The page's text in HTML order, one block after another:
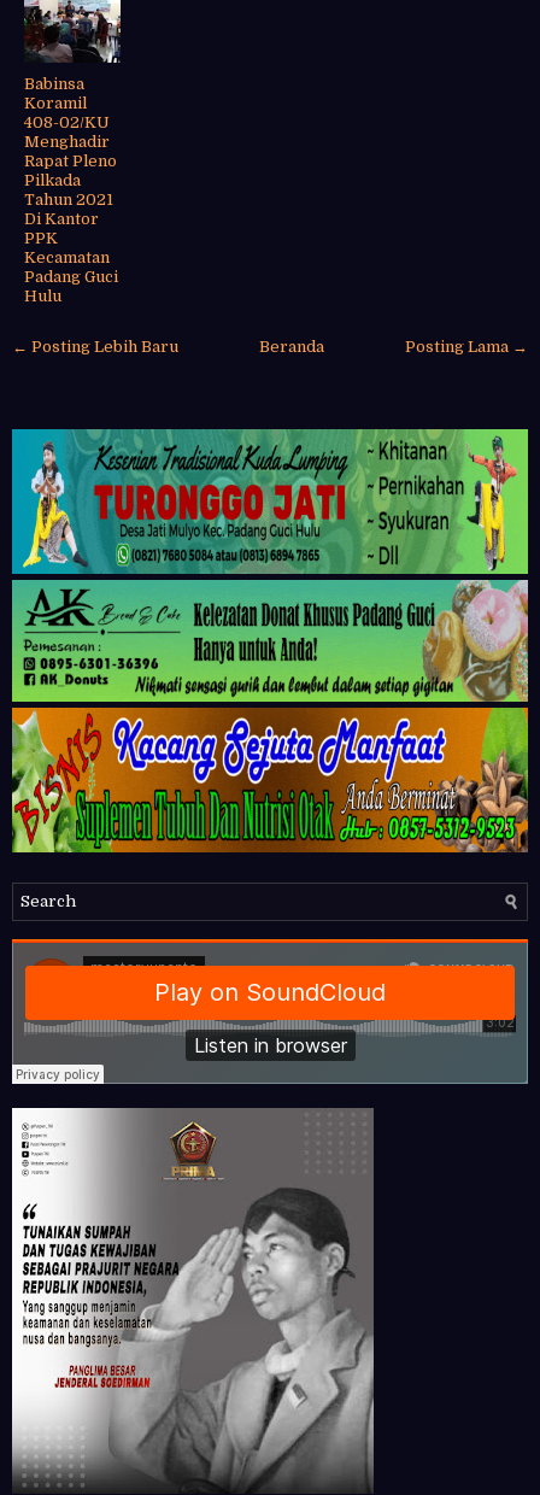
Babinsa
Koramil
408-02/KU
Menghadir
Rapat Pleno
Pilkada
Tahun 2021
Di Kantor
PPK
Kecamatan
Padang Guci
Hulu
← Posting Lebih Baru Posting Lama →
Beranda